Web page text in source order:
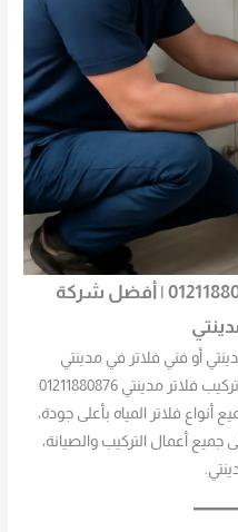
شركة تركيب فلاتر مدينتي 01211880876 | أفضل شركة
أو فني فلاتر في مدينتي
لتركيب أو صيانة فلتر المياه، فإن شركة تركيب فلاتر مدينتي 01211880876
أنواع فلاتر المياه بأعلى جودة،
أعمال التركيب والصيانة،